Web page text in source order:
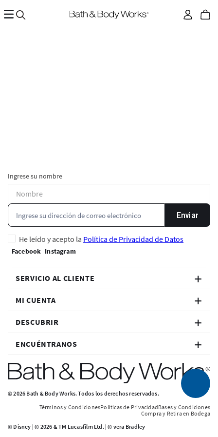
Ingrese su nombre
Enviar
He leído y acepto la Política de Privacidad de Datos
SERVICIO AL CLIENTE
MI CUENTA
DESCUBRIR
ENCUÉNTRANOS
© 2026 Bath & Body Works. Todos los derechos reservados.
Términos y CondicionesPolíticas de PrivacidadBases y Condiciones
Compra y Retira en Bodega
© Disney | © 2026 & TM Lucasfilm Ltd. | © vera Bradley